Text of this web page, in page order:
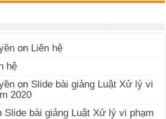
on Liên hệ
hệ
on Slide bài giảng Luật Xử lý vi
2020
Slide bài giảng Luật Xử lý vi phạm